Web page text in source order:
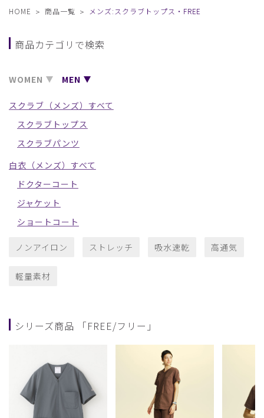
HOME 商品一覧 メンズ:スクラブトップス・FREE
商品カテゴリで検索
WOMEN MEN
スクラブ（メンズ）すべて
スクラブトップス
スクラブパンツ
白衣（メンズ）すべて
ドクターコート
ジャケット
ショートコート
ノンアイロン ストレッチ 吸水速乾 高通気
軽量素材
シリーズ商品 「FREE/フリー」